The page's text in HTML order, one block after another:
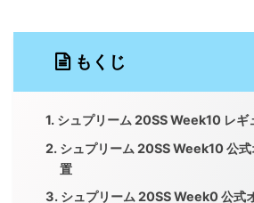
もくじ
シュプリーム 20SS Week10 レギ
シュプリーム 20SS Week10 公
置
シュプリーム 20SS Week0 公式